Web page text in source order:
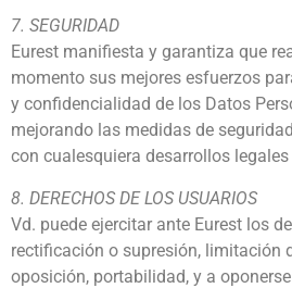
7. SEGURIDAD
Eurest manifiesta y garantiza que
momento sus mejores esfuerzos
y confidencialidad de los Datos
mejorando las medidas de
con cualesquiera desarrollos
8. DERECHOS DE LOS USUARIOS
Vd. puede ejercitar ante Eurest los
rectificación o supresión, limitación
oposición, portabilidad, y a